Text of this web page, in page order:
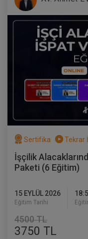
Toplu İş
- III. Oturum
360 TL
Tüketici
Sertifika Tekrar
İşçilik
Paketi (6 Eğitim)
15 EYLÜL 2026
Eğitim Tarihi
4500 TL
3750 TL